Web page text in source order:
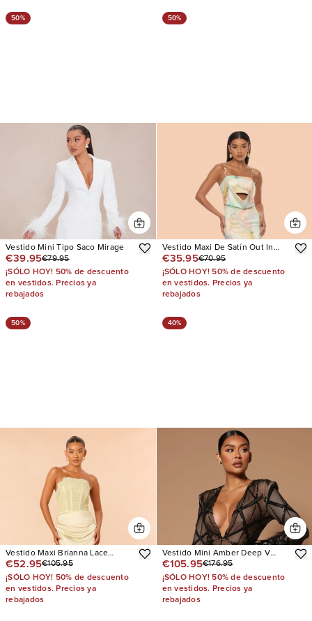
50%
Vestido Mini Tipo Saco Mirage
€39.95€79.95
¡SÓLO HOY! 50% de descuento
en vestidos. Precios ya
rebajados
50%
Vestido Maxi De Satín Out In
Turks
€35.95€70.95
¡SÓLO HOY! 50% de descuento
en vestidos. Precios ya
rebajados
50%
Vestido Maxi Brianna Lace
Corset
€52.95€105.95
¡SÓLO HOY! 50% de descuento
en vestidos. Precios ya
rebajados
40%
Vestido Mini Amber Deep V
Embellished Feather Trim
€105.95€176.95
¡SÓLO HOY! 50% de descuento
en vestidos. Precios ya
rebajados